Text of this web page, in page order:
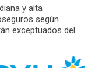
y alta
según
exceptuados del